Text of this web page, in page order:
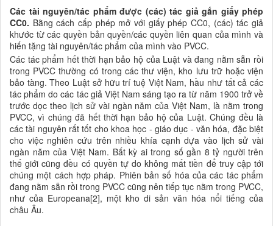
Các tài nguyên/tác phẩm được (các) tác giả gắn giấy phép
CC0. Bằng cách cấp phép mở với giấy phép CC0, (các) tác giả
khước từ các quyền bản quyền/các quyền liên quan của mình và
hiến tặng tài nguyên/tác phẩm của mình vào PVCC.
Các tác phẩm hết thời hạn bảo hộ của Luật và đang nằm sẵn rồi
trong PVCC thường có trong các thư viện, kho lưu trữ hoặc viện
bảo tàng. Theo Luật sở hữu trí tuệ Việt Nam, hầu như tất cả các
tác phẩm do các tác giả Việt Nam sáng tạo ra từ năm 1900 trở về
trước dọc theo lịch sử vài ngàn năm của Việt Nam, là nằm trong
PVCC, vì chúng đã hết thời hạn bảo hộ của Luật. Chúng đều là
các tài nguyên rất tốt cho khoa học - giáo dục - văn hóa, đặc biệt
cho việc nghiên cứu trên nhiều khía cạnh dựa vào lịch sử vài
ngàn năm của Việt Nam. Bất kỳ ai trong số gần 8 tỷ người trên
thế giới cũng đều có quyền tự do không mất tiền để truy cập tới
chúng một cách hợp pháp. Phiên bản số hóa của các tác phẩm
đang nằm sẵn rồi trong PVCC cũng nên tiếp tục nằm trong PVCC,
như của Europeana[2], một kho di sản văn hóa nổi tiếng của
châu Âu.